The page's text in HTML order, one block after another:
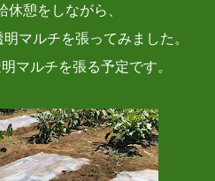
憩をしながら、
マルチを張ってみました。
マルチを張る予定です。